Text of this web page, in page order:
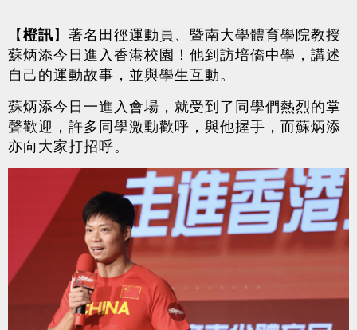
【橙訊】著名田徑運動員、暨南大學體育學院教授
蘇炳添今日進入香港校園！他到訪培僑中學，講述
自己的運動故事，並與學生互動。
蘇炳添今日一進入會場，就受到了同學們熱烈的掌
聲歡迎，許多同學激動歡呼，與他握手，而蘇炳添
亦向大家打招呼。